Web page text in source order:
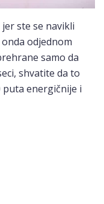
ste se navikli
odjednom
samo da
shvatite da to
puta energičnije i